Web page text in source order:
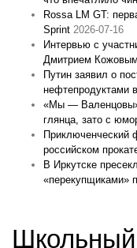
Rossa LM GT:
Sprint 2026-07-16
Интервью с
Дмитрием Кожовым
Путин заявил о
нефтепродуктами
«Мы —
глянца, зато с
Приключенческий
российском
В Иркутске
«перекупщиками»
Школьный